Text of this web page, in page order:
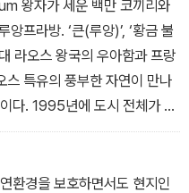
왕자가 세운 백만 코끼리와
프라방. ‘큰(루앙)’, ‘황금 불
라오스 왕국의 우아함과 프랑
스 특유의 풍부한 자연이 만나
다. 1995년에 도시 전체가 유
세계 유수의 여행 잡지와 언론
한 이곳에는 라오스의 수호
서도 최고의 성지로 꼽히는
환경을 보호하면서도 현지인